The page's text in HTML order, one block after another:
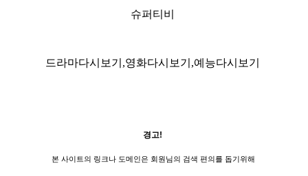
슈퍼티비
드라마다시보기,영화다시보기,예능다시보기
경고!
본 사이트의 링크나 도메인은 회원님의 검색 편의를 돕기위해